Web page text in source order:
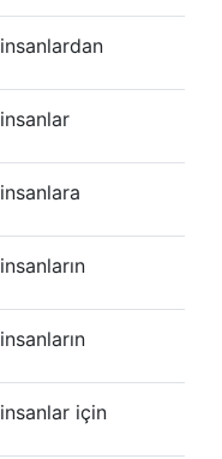
insanlardan
insanlar
insanlara
insanların
insanların
insanlar için